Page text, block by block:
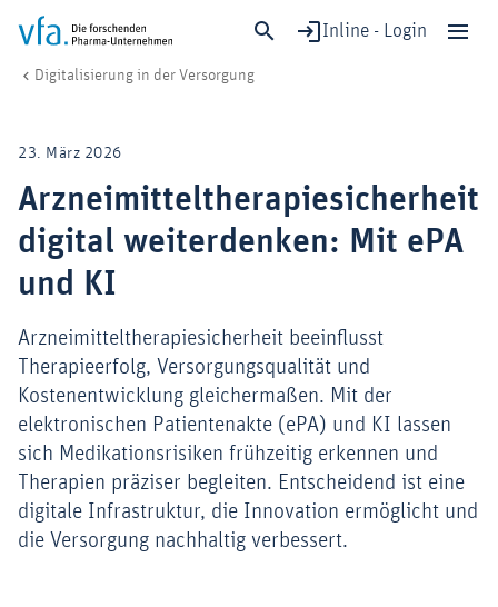
Inline - Login
Forschung & Entwicklung
Gesundheit & Versorgung
Wirtschaft & Standort
Digitalisierung & KI
Verband & Mitglieder
Mitglied werden!
Digitalisierung in der Versorgung
23. März 2026
Arzneimitteltherapiesicherheit
digital weiterdenken: Mit ePA
und KI
Arzneimitteltherapiesicherheit beeinflusst
Therapieerfolg, Versorgungsqualität und
Kostenentwicklung gleichermaßen. Mit der
elektronischen Patientenakte (ePA) und KI lassen
sich Medikationsrisiken frühzeitig erkennen und
Therapien präziser begleiten. Entscheidend ist eine
digitale Infrastruktur, die Innovation ermöglicht und
die Versorgung nachhaltig verbessert.